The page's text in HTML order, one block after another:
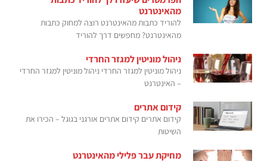
מהאינטרנט
להוריד כתבות מהאינטרנט רוצה למחוק כתבות
מהאינטרנט? מחפשים דרך להוריד
ניהול מוניטין למגזר החרדי
ניהול מוניטין למגזר החרדי ניהול מוניטין למגזר החרדי
– האינטרנט
קידום אתרים
קידום אתרים קידום אתרים אורגני בגוגל – הכירו את
השיטות
מחיקת עבר פלילי מהאינטרנט